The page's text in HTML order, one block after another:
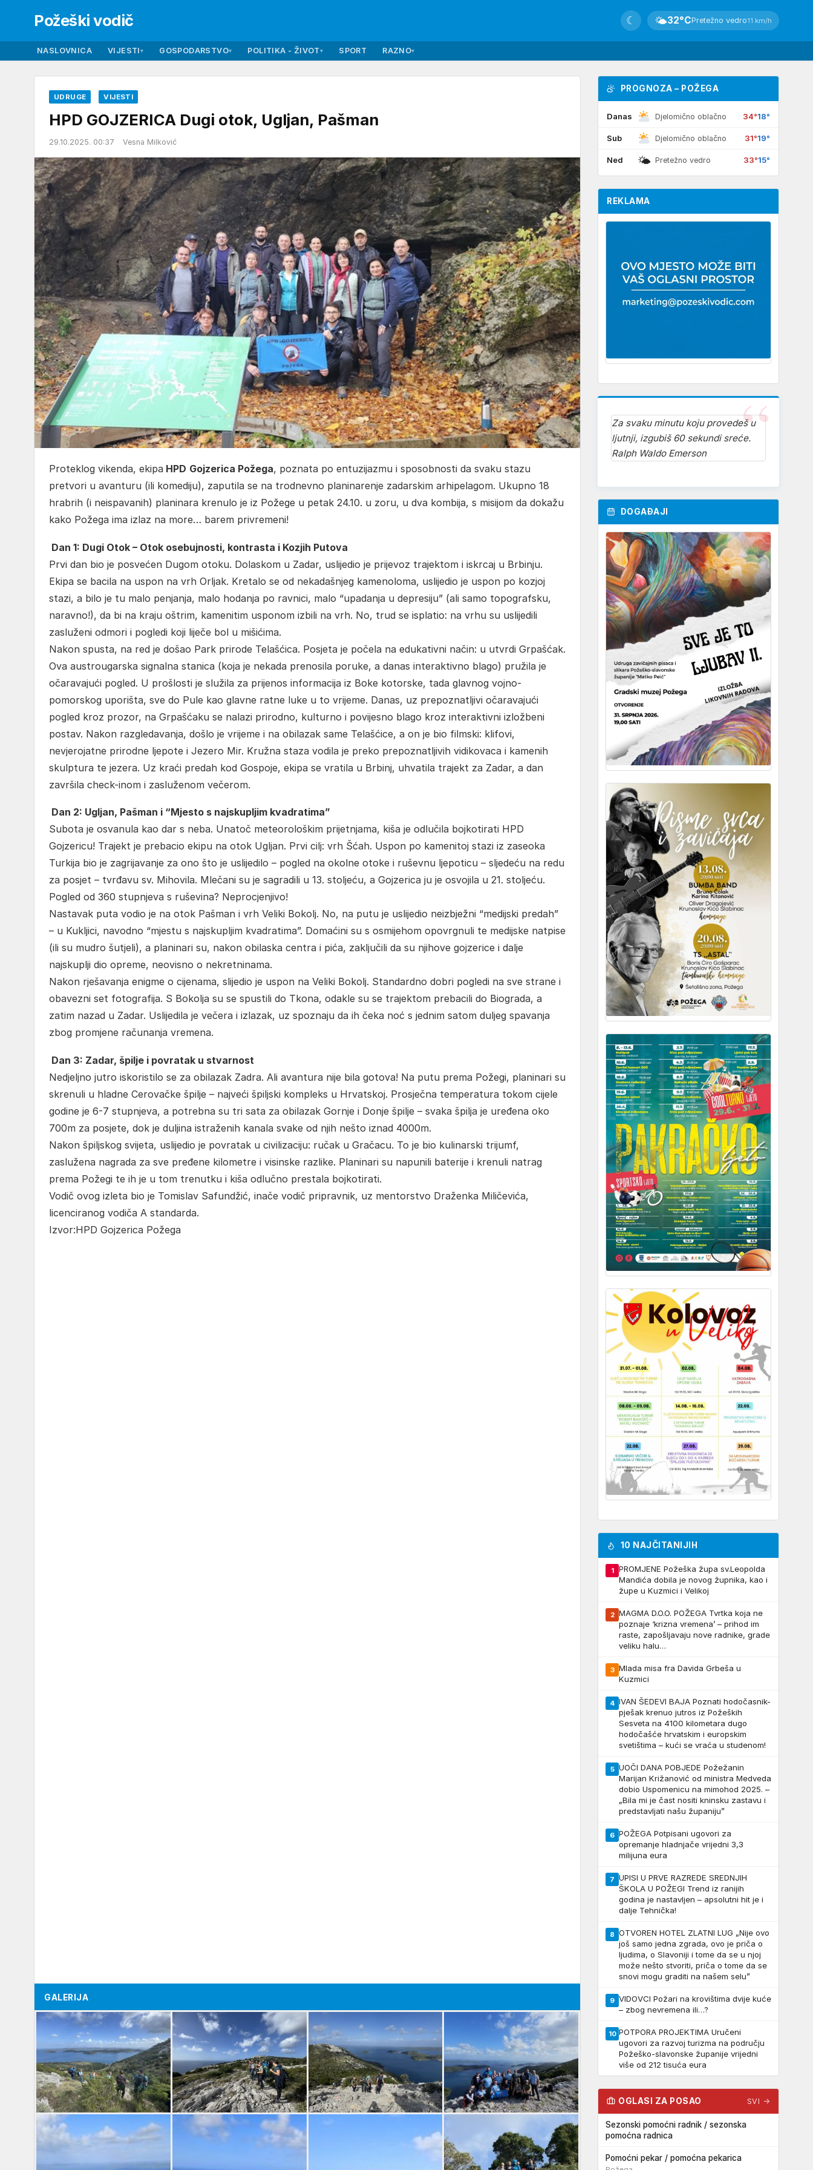
Požeški vodič 🌤32°CPretežno vedro11 km/h
☾
NASLOVNICA VIJESTI▾ GOSPODARSTVO▾ POLITIKA - ŽIVOT▾ SPORT RAZNO▾
UDRUGE VIJESTI
HPD GOJZERICA Dugi otok, Ugljan, Pašman
29.10.2025. 00:37 Vesna Milković
Proteklog vikenda, ekipa HPD Gojzerica Požega, poznata po entuzijazmu i sposobnosti da svaku stazu
pretvori u avanturu (ili komediju), zaputila se na trodnevno planinarenje zadarskim arhipelagom. Ukupno 18
hrabrih (i neispavanih) planinara krenulo je iz Požege u petak 24.10. u zoru, u dva kombija, s misijom da dokažu
kako Požega ima izlaz na more… barem privremeni!
Dan 1: Dugi Otok – Otok osebujnosti, kontrasta i Kozjih Putova
Prvi dan bio je posvećen Dugom otoku. Dolaskom u Zadar, uslijedio je prijevoz trajektom i iskrcaj u Brbinju.
Ekipa se bacila na uspon na vrh Orljak. Kretalo se od nekadašnjeg kamenoloma, uslijedio je uspon po kozjoj
stazi, a bilo je tu malo penjanja, malo hodanja po ravnici, malo “upadanja u depresiju” (ali samo topografsku,
naravno!), da bi na kraju oštrim, kamenitim usponom izbili na vrh. No, trud se isplatio: na vrhu su uslijedili
zasluženi odmori i pogledi koji liječe bol u mišićima.
Nakon spusta, na red je došao Park prirode Telašćica. Posjeta je počela na edukativni način: u utvrdi Grpašćak.
Ova austrougarska signalna stanica (koja je nekada prenosila poruke, a danas interaktivno blago) pružila je
očaravajući pogled. U prošlosti je služila za prijenos informacija iz Boke kotorske, tada glavnog vojno-
pomorskog uporišta, sve do Pule kao glavne ratne luke u to vrijeme. Danas, uz prepoznatljivi očaravajući
pogled kroz prozor, na Grpašćaku se nalazi prirodno, kulturno i povijesno blago kroz interaktivni izložbeni
postav. Nakon razgledavanja, došlo je vrijeme i na obilazak same Telašćice, a on je bio filmski: klifovi,
nevjerojatne prirodne ljepote i Jezero Mir. Kružna staza vodila je preko prepoznatljivih vidikovaca i kamenih
skulptura te jezera. Uz kraći predah kod Gospoje, ekipa se vratila u Brbinj, uhvatila trajekt za Zadar, a dan
završila check-inom i zasluženom večerom.
Dan 2: Ugljan, Pašman i “Mjesto s najskupljim kvadratima”
Subota je osvanula kao dar s neba. Unatoč meteorološkim prijetnjama, kiša je odlučila bojkotirati HPD
Gojzericu! Trajekt je prebacio ekipu na otok Ugljan. Prvi cilj: vrh Šćah. Uspon po kamenitoj stazi iz zaseoka
Turkija bio je zagrijavanje za ono što je uslijedilo – pogled na okolne otoke i ruševnu ljepoticu – sljedeću na redu
za posjet – tvrđavu sv. Mihovila. Mlečani su je sagradili u 13. stoljeću, a Gojzerica ju je osvojila u 21. stoljeću.
Pogled od 360 stupnjeva s ruševina? Neprocjenjivo!
Nastavak puta vodio je na otok Pašman i vrh Veliki Bokolj. No, na putu je uslijedio neizbježni “medijski predah”
– u Kukljici, navodno “mjestu s najskupljim kvadratima”. Domaćini su s osmijehom opovrgnuli te medijske natpise
(ili su mudro šutjeli), a planinari su, nakon obilaska centra i pića, zaključili da su njihove gojzerice i dalje
najskuplji dio opreme, neovisno o nekretninama.
Nakon rješavanja enigme o cijenama, slijedio je uspon na Veliki Bokolj. Standardno dobri pogledi na sve strane i
obavezni set fotografija. S Bokolja su se spustili do Tkona, odakle su se trajektom prebacili do Biograda, a
zatim nazad u Zadar. Uslijedila je večera i izlazak, uz spoznaju da ih čeka noć s jednim satom duljeg spavanja
zbog promjene računanja vremena.
Dan 3: Zadar, špilje i povratak u stvarnost
Nedjeljno jutro iskoristilo se za obilazak Zadra. Ali avantura nije bila gotova! Na putu prema Požegi, planinari su
skrenuli u hladne Cerovačke špilje – najveći špiljski kompleks u Hrvatskoj. Prosječna temperatura tokom cijele
godine je 6-7 stupnjeva, a potrebna su tri sata za obilazak Gornje i Donje špilje – svaka špilja je uređena oko
700m za posjete, dok je duljina istraženih kanala svake od njih nešto iznad 4000m.
Nakon špiljskog svijeta, uslijedio je povratak u civilizaciju: ručak u Gračacu. To je bio kulinarski trijumf,
zaslužena nagrada za sve pređene kilometre i visinske razlike. Planinari su napunili baterije i krenuli natrag
prema Požegi te ih je u tom trenutku i kiša odlučno prestala bojkotirati.
Vodič ovog izleta bio je Tomislav Safundžić, inače vodič pripravnik, uz mentorstvo Draženka Miličevića,
licenciranog vodiča A standarda.
Izvor:HPD Gojzerica Požega
GALERIJA
PROGNOZA – POŽEGA
Danas Djelomično oblačno 34°18°
Sub Djelomično oblačno 31°19°
Ned 🌤 Pretežno vedro 33°15°
REKLAMA
Za svaku minutu koju provedeš u
ljutnji, izgubiš 60 sekundi sreće.
Ralph Waldo Emerson
DOGAĐAJI
10 NAJČITANIJIH
1
PROMJENE Požeška župa sv.Leopolda
Mandića dobila je novog župnika, kao i
župe u Kuzmici i Velikoj
2 MAGMA D.O.O. POŽEGA Tvrtka koja ne
poznaje ‘krizna vremena’ – prihod im
raste, zapošljavaju nove radnike, grade
veliku halu…
3 Mlada misa fra Davida Grbeša u
Kuzmici
4 IVAN ŠEDEVI BAJA Poznati hodočasnik-
pješak krenuo jutros iz Požeških
Sesveta na 4100 kilometara dugo
hodočašće hrvatskim i europskim
svetištima – kući se vraća u studenom!
5 UOČI DANA POBJEDE Požežanin
Marijan Križanović od ministra Medveda
dobio Uspomenicu na mimohod 2025. –
„Bila mi je čast nositi kninsku zastavu i
predstavljati našu županiju”
6 POŽEGA Potpisani ugovori za
opremanje hladnjače vrijedni 3,3
milijuna eura
7 UPISI U PRVE RAZREDE SREDNJIH
ŠKOLA U POŽEGI Trend iz ranijih
godina je nastavljen – apsolutni hit je i
dalje Tehnička!
8 OTVOREN HOTEL ZLATNI LUG „Nije ovo
još samo jedna zgrada, ovo je priča o
ljudima, o Slavoniji i tome da se u njoj
može nešto stvoriti, priča o tome da se
snovi mogu graditi na našem selu”
9 VIDOVCI Požari na krovištima dvije kuće
– zbog nevremena ili…?
10 POTPORA PROJEKTIMA Uručeni
ugovori za razvoj turizma na području
Požeško-slavonske županije vrijedni
više od 212 tisuća eura
OGLASI ZA POSAO SVI →
Sezonski pomoćni radnik / sezonska
pomoćna radnica
Pomoćni pekar / pomoćna pekarica